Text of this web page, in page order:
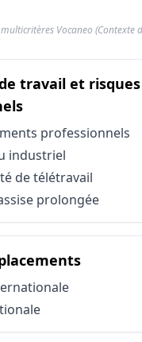
Vocaneo (Contexte
des conditions
Catégorie
et risques
et risques
et risques
et risques
travail et risques
du métier
professionnels
industriel
de télétravail
prolongée
du